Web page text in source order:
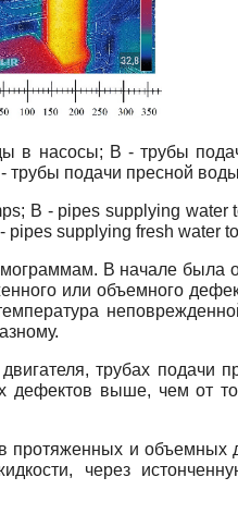
в насосы; B - трубы
трубы подачи пресной
B - pipes supplying
supplying fresh water
В начале была
или объемного
трубах подачи
дефектов выше, чем от
протяженных и объемных
через